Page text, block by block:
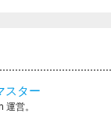
スター
営。